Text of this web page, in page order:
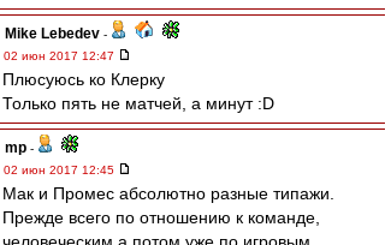
Mike Lebedev -
02 июн 2017 12:47
Плюсуюсь ко Клерку
Только пять не матчей, а минут :D
mp -
02 июн 2017 12:45
Мак и Промес абсолютно разные типажи.
Прежде всего по отношению к команде,